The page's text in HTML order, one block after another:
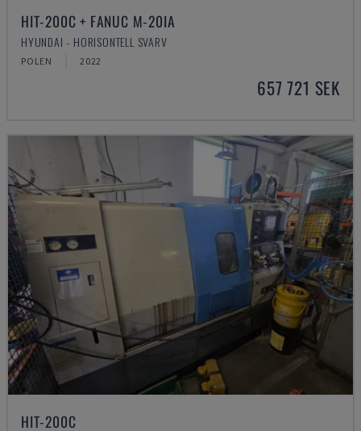
HIT-200C + FANUC M-20IA
HYUNDAI - HORISONTELL SVARV
POLEN 2022
657 721 SEK
HIT-200C